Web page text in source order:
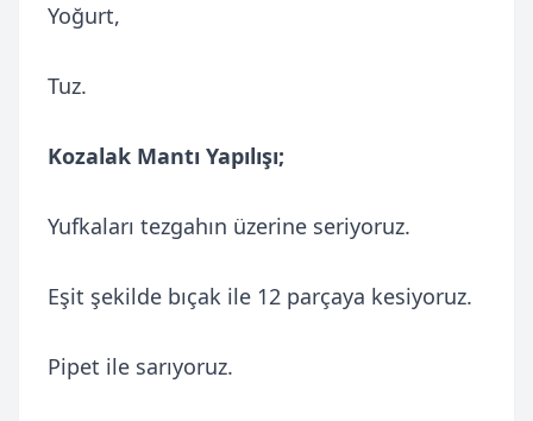
Yoğurt,
Tuz.
Kozalak Mantı Yapılışı;
Yufkaları tezgahın üzerine seriyoruz.
Eşit şekilde bıçak ile 12 parçaya kesiyoruz.
Pipet ile sarıyoruz.